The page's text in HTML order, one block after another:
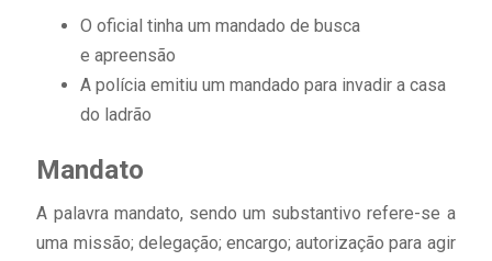
O oficial tinha um mandado de busca
e apreensão
A polícia emitiu um mandado para invadir a casa
do ladrão
Mandato
A palavra mandato, sendo um substantivo refere-se a
uma missão; delegação; encargo; autorização para agir